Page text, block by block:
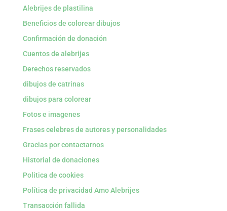
Alebrijes de plastilina
Beneficios de colorear dibujos
Confirmación de donación
Cuentos de alebrijes
Derechos reservados
dibujos de catrinas
dibujos para colorear
Fotos e imagenes
Frases celebres de autores y personalidades
Gracias por contactarnos
Historial de donaciones
Politica de cookies
Política de privacidad Amo Alebrijes
Transacción fallida